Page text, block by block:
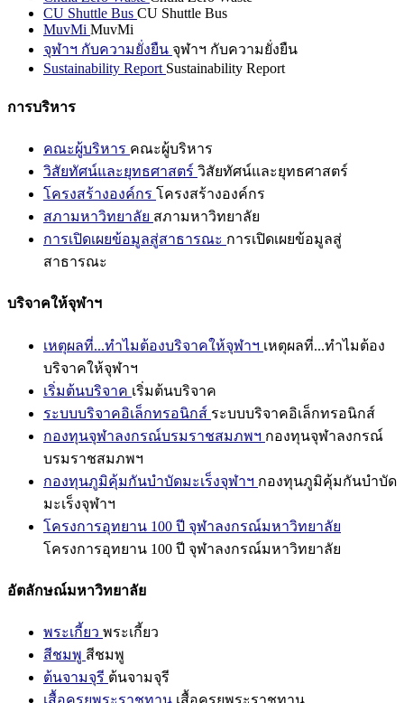
CU Shuttle Bus CU Shuttle Bus
MuvMi MuvMi
จุฬาฯ กับความยั่งยืน จุฬาฯ กับความยั่งยืน
Sustainability Report Sustainability Report
การบริหาร
คณะผู้บริหาร คณะผู้บริหาร
วิสัยทัศน์และยุทธศาสตร์ วิสัยทัศน์และยุทธศาสตร์
โครงสร้างองค์กร โครงสร้างองค์กร
สภามหาวิทยาลัย สภามหาวิทยาลัย
การเปิดเผยข้อมูลสู่สาธารณะ การเปิดเผยข้อมูลสู่
สาธารณะ
บริจาคให้จุฬาฯ
เหตุผลที่...ทำไมต้องบริจาคให้จุฬาฯ เหตุผลที่...ทำไมต้อง
บริจาคให้จุฬาฯ
เริ่มต้นบริจาค เริ่มต้นบริจาค
ระบบบริจาคอิเล็กทรอนิกส์ ระบบบริจาคอิเล็กทรอนิกส์
กองทุนจุฬาลงกรณ์บรมราชสมภพฯ กองทุนจุฬาลงกรณ์
บรมราชสมภพฯ
กองทุนภูมิคุ้มกันบำบัดมะเร็งจุฬาฯ กองทุนภูมิคุ้มกันบำบัด
มะเร็งจุฬาฯ
โครงการอุทยาน 100 ปี จุฬาลงกรณ์มหาวิทยาลัย
โครงการอุทยาน 100 ปี จุฬาลงกรณ์มหาวิทยาลัย
อัตลักษณ์มหาวิทยาลัย
พระเกี้ยว พระเกี้ยว
สีชมพู สีชมพู
ต้นจามจุรี ต้นจามจุรี